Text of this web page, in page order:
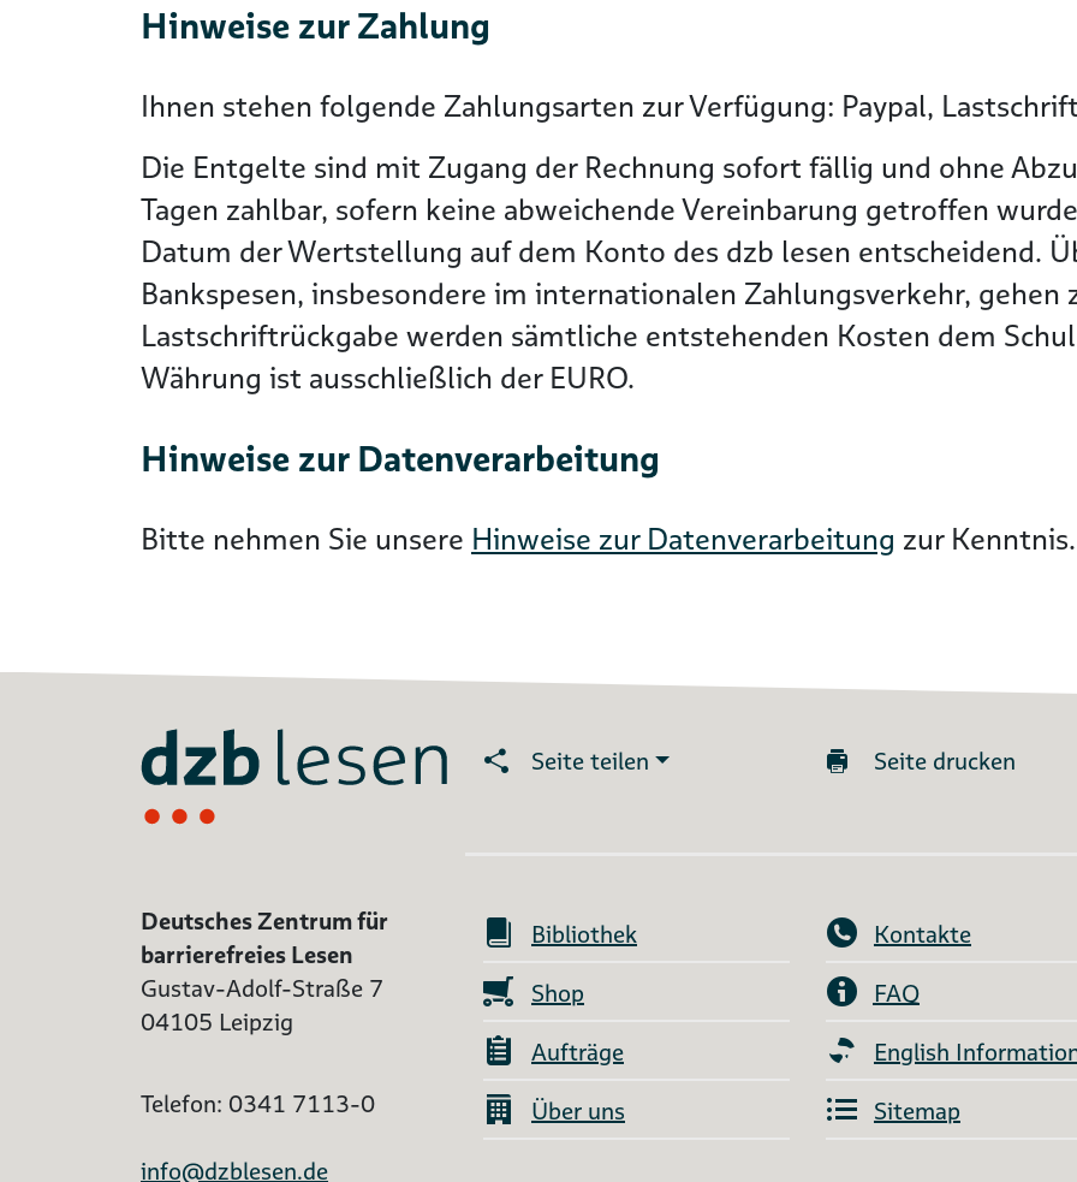
Hinweise zur Zahlung
Ihnen stehen folgende Zahlungsarten zur Verfügung: Paypal,
Die Entgelte sind mit Zugang der Rechnung sofort fällig und ohne
Tagen zahlbar, sofern keine abweichende Vereinbarung getroffen
Datum der Wertstellung auf dem Konto des dzb lesen entscheidend.
Bankspesen, insbesondere im internationalen Zahlungsverkehr, gehen
Lastschriftrückgabe werden sämtliche entstehenden Kosten dem
Währung ist ausschließlich der EURO.
Hinweise zur Datenverarbeitung
Bitte nehmen Sie unsere Hinweise zur Datenverarbeitung zur Kenntnis.
Seite teilen Seite drucken
Deutsches Zentrum für
barrierefreies Lesen
Gustav-Adolf-Straße 7
04105 Leipzig
Telefon: 0341 7113-0
info@dzblesen.de
Bibliothek
Kontakte
Shop
FAQ
Aufträge
English
Über uns
Sitemap